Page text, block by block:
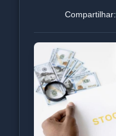
Compartilhar: